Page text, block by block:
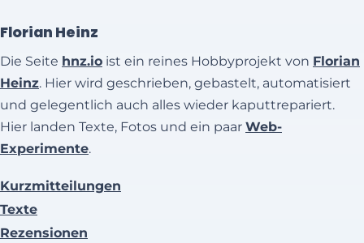
Florian Heinz
Die Seite hnz.io ist ein reines Hobbyprojekt von Florian
Heinz. Hier wird geschrieben, gebastelt, automatisiert
und gelegentlich auch alles wieder kaputtrepariert.
Hier landen Texte, Fotos und ein paar Web-
Experimente.
Kurzmitteilungen
Texte
Rezensionen